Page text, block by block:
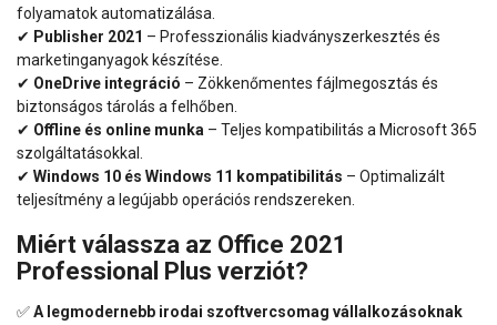
folyamatok automatizálása.
✔ Publisher 2021 – Professzionális kiadványszerkesztés és
marketinganyagok készítése.
✔ OneDrive integráció – Zökkenőmentes fájlmegosztás és
biztonságos tárolás a felhőben.
✔ Offline és online munka – Teljes kompatibilitás a Microsoft 365
szolgáltatásokkal.
✔ Windows 10 és Windows 11 kompatibilitás – Optimalizált
teljesítmény a legújabb operációs rendszereken.
Miért válassza az Office 2021
Professional Plus verziót?
✅A legmodernebb irodai szoftvercsomag vállalkozásoknak